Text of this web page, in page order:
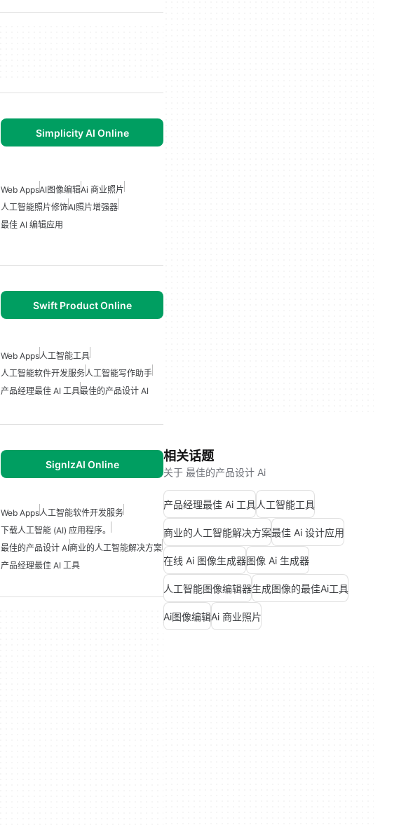
Simplicity AI Online
Web AppsAI图像编辑Ai 商业照片
人工智能照片修饰AI照片增强器
最佳 AI 编辑应用
Swift Product Online
Web Apps人工智能工具
人工智能软件开发服务人工智能写作助手
产品经理最佳 AI 工具最佳的产品设计 AI
SignlzAI Online
Web Apps人工智能软件开发服务
下载人工智能 (AI) 应用程序。
最佳的产品设计 AI商业的人工智能解决方案
产品经理最佳 AI 工具
相关话题
关于 最佳的产品设计 Ai
产品经理最佳 Ai 工具人工智能工具
商业的人工智能解决方案最佳 Ai 设计应用
在线 Ai 图像生成器图像 Ai 生成器
人工智能图像编辑器生成图像的最佳Ai工具
Ai图像编辑Ai 商业照片